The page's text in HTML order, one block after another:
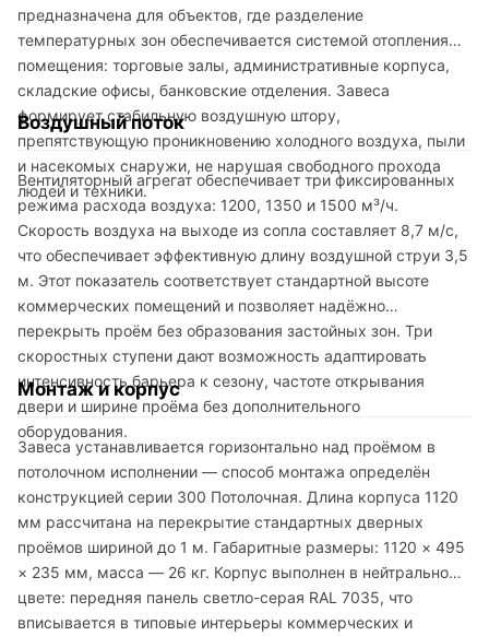
предназначена для объектов, где разделение
температурных зон обеспечивается системой отопления
помещения: торговые залы, административные корпуса,
складские офисы, банковские отделения. Завеса
формирует стабильную воздушную штору,
препятствующую проникновению холодного воздуха, пыли
и насекомых снаружи, не нарушая свободного прохода
людей и техники.
Воздушный поток
Вентиляторный агрегат обеспечивает три фиксированных
режима расхода воздуха: 1200, 1350 и 1500 м³/ч.
Скорость воздуха на выходе из сопла составляет 8,7 м/с,
что обеспечивает эффективную длину воздушной струи 3,5
м. Этот показатель соответствует стандартной высоте
коммерческих помещений и позволяет надёжно
перекрыть проём без образования застойных зон. Три
скоростных ступени дают возможность адаптировать
интенсивность барьера к сезону, частоте открывания
двери и ширине проёма без дополнительного
оборудования.
Монтаж и корпус
Завеса устанавливается горизонтально над проёмом в
потолочном исполнении — способ монтажа определён
конструкцией серии 300 Потолочная. Длина корпуса 1120
мм рассчитана на перекрытие стандартных дверных
проёмов шириной до 1 м. Габаритные размеры: 1120 × 495
× 235 мм, масса — 26 кг. Корпус выполнен в нейтральном
цвете: передняя панель светло-серая RAL 7035, что
вписывается в типовые интерьеры коммерческих и